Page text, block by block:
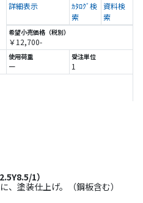
ー 1
￥12,700-
詳細表示
ｶﾀﾛｸﾞ検
索
資料検
索
1）
、塗装仕上げ。（鋼板含む）